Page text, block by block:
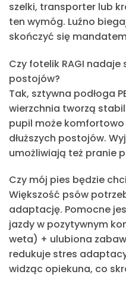
szelki, transporter lub
ten wymóg. Luźno
skończyć się
Czy fotelik RAGI
postojów?
Tak, sztywna podłoga
wierzchnia tworzą
pupil może
dłuższych postojów.
umożliwiają też pranie
Czy mój pies będzie
Większość psów
adaptację. Pomocne
jazdy w pozytywnym
weta) + ulubiona
redukuje stres
widząc opiekuna, co